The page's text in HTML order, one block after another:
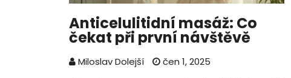
Anticelulitidní masáž: Co
čekat při první návštěvě
Miloslav Dolejší
čen 1, 2025